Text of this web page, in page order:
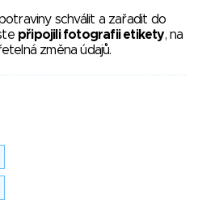
schválit a zařadit do
připojili fotografii etikety, na
změna údajů.